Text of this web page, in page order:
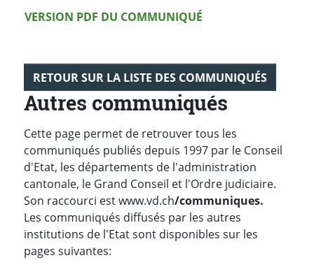
Version PDF
VERSION PDF DU COMMUNIQUÉ
RETOUR SUR LA LISTE DES COMMUNIQUÉS
Autres communiqués
Cette page permet de retrouver tous les
communiqués publiés depuis 1997 par le Conseil
d'Etat, les départements de l'administration
cantonale, le Grand Conseil et l'Ordre judiciaire.
Son raccourci est www.vd.ch/communiques.
Les communiqués diffusés par les autres
institutions de l'Etat sont disponibles sur les
pages suivantes: